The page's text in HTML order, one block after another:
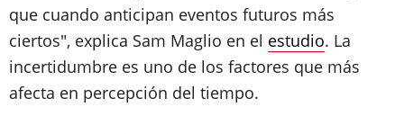
que cuando anticipan eventos futuros más
ciertos", explica Sam Maglio en el estudio. La
incertidumbre es uno de los factores que más
afecta en percepción del tiempo.